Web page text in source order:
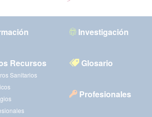
Investigación
Recursos
Sanitarios
Glosario
Profesionales